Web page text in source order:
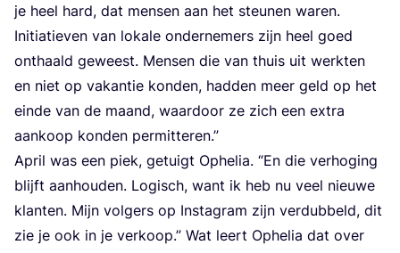
je heel hard, dat men­sen aan het steu­nen waren.
Ini­ti­a­tie­ven van loka­le onder­ne­mers zijn heel goed
ont­haald geweest. Men­sen die van thuis uit werk­ten
en niet op vakan­tie kon­den, had­den meer geld op het
ein­de van de maand, waar­door ze zich een extra
aan­koop kon­den permitteren.”
April was een piek, getuigt Ophe­lia. “En die ver­ho­ging
blijft aan­hou­den. Logisch, want ik heb nu veel nieu­we
klan­ten. Mijn vol­gers op Inst­agram zijn ver­dub­beld, dit
zie je ook in je ver­koop.” Wat leert Ophe­lia dat over